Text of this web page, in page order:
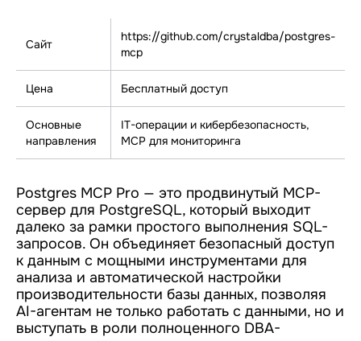
Сайт
https://github.com/crystaldba/postgres-
mcp
Цена Бесплатный доступ
Основные
направления
IT-операции и кибербезопасность,
МСР для мониторинга
Postgres MCP Pro — это продвинутый MCP-
сервер для PostgreSQL, который выходит
далеко за рамки простого выполнения SQL-
запросов. Он объединяет безопасный доступ
к данным с мощными инструментами для
анализа и автоматической настройки
производительности базы данных, позволяя
AI-агентам не только работать с данными, но и
выступать в роли полноценного DBA-